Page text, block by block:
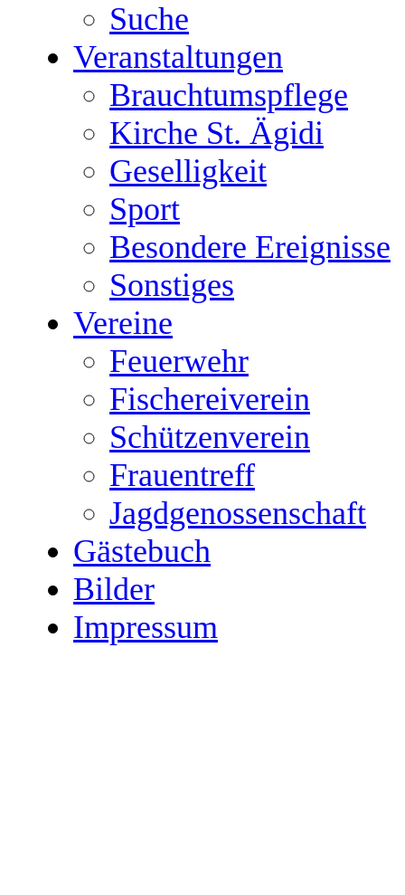
Suche
Veranstaltungen
Brauchtumspflege
Kirche St. Ägidi
Geselligkeit
Sport
Besondere Ereignisse
Sonstiges
Vereine
Feuerwehr
Fischereiverein
Schützenverein
Frauentreff
Jagdgenossenschaft
Gästebuch
Bilder
Impressum